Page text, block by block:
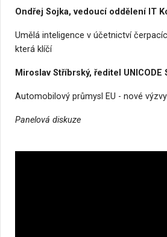
Ondřej Sojka, vedoucí oddělení IT
Umělá inteligence v účetnictví
která klíčí
Miroslav Stříbrský, ředitel UNICODE
Automobilový průmysl EU - nové
Panelová diskuze